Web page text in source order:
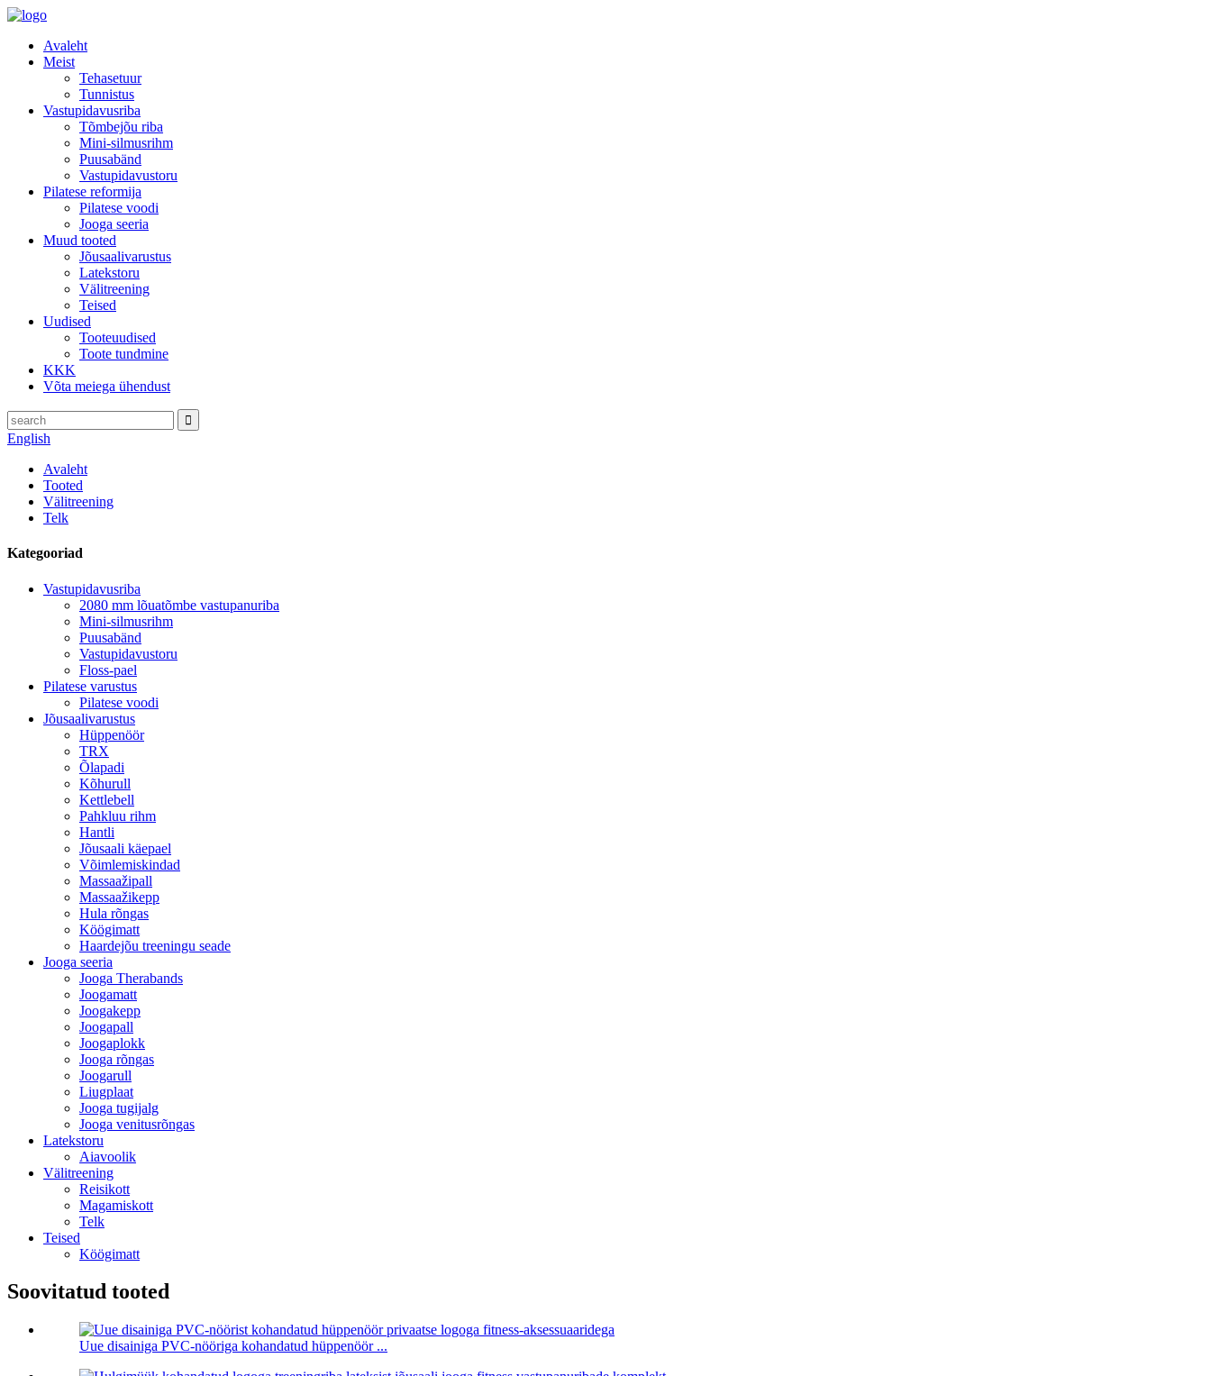
Avaleht
Meist
Tehasetuur
Tunnistus
Vastupidavusriba
Tõmbejõu riba
Mini-silmusrihm
Puusabänd
Vastupidavustoru
Pilatese reformija
Pilatese voodi
Jooga seeria
Muud tooted
Jõusaalivarustus
Latekstoru
Välitreening
Teised
Uudised
Tooteuudised
Toote tundmine
KKK
Võta meiega ühendust
English
Avaleht
Tooted
Välitreening
Telk
Kategooriad
Vastupidavusriba
2080 mm lõuatõmbe vastupanuriba
Mini-silmusrihm
Puusabänd
Vastupidavustoru
Floss-pael
Pilatese varustus
Pilatese voodi
Jõusaalivarustus
Hüppenöör
TRX
Õlapadi
Kõhurull
Kettlebell
Pahkluu rihm
Hantli
Jõusaali käepael
Võimlemiskindad
Massaažipall
Massaažikepp
Hula rõngas
Köögimatt
Haardejõu treeningu seade
Jooga seeria
Jooga Therabands
Joogamatt
Joogakepp
Joogapall
Joogaplokk
Jooga rõngas
Joogarull
Liugplaat
Jooga tugijalg
Jooga venitusrõngas
Latekstoru
Aiavoolik
Välitreening
Reisikott
Magamiskott
Telk
Teised
Köögimatt
Soovitatud tooted
Uue disainiga PVC-nööriga kohandatud hüppenöör ...